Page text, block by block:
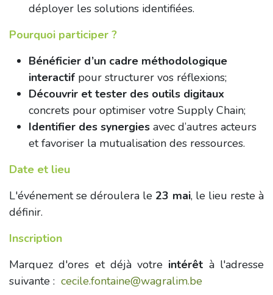
déployer les solutions identifiées.
Pourquoi participer ?
Bénéficier d’un cadre méthodologique
interactif pour structurer vos réflexions;
Découvrir et tester des outils digitaux
concrets pour optimiser votre Supply Chain;
Identifier des synergies avec d’autres acteurs
et favoriser la mutualisation des ressources.
Date et lieu
L'événement se déroulera le 23 mai, le lieu reste à
définir.
Inscription
Marquez d'ores et déjà votre intérêt à l'adresse
suivante : cecile.fontaine@wagralim.be